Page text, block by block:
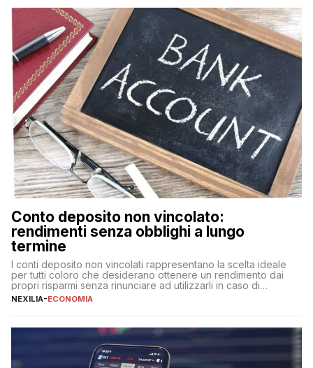
fare se non […]
Conto deposito non vincolato:
rendimenti senza obblighi a lungo
termine
I conti deposito non vincolati rappresentano la scelta ideale
per tutti coloro che desiderano ottenere un rendimento dai
propri risparmi senza rinunciare ad utilizzarli in caso di
necessità. A differenza delle forme vincolate tradizionali,
flessibilità e rendimento. Come funzionano […]
NEXILIA-ECONOMIA